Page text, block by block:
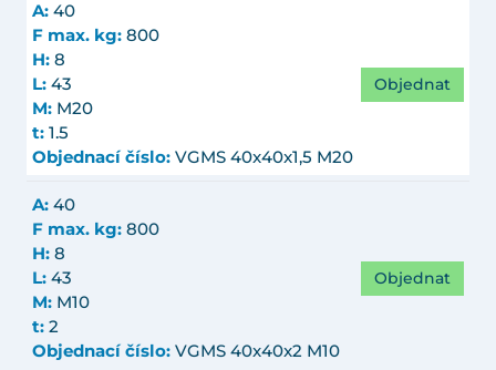
A: 40
F max. kg: 800
H: 8
L: 43
M: M20
t: 1.5
Objednací číslo: VGMS 40x40x1,5 M20
Objednat
A: 40
F max. kg: 800
H: 8
L: 43
M: M10
t: 2
Objednací číslo: VGMS 40x40x2 M10
Objednat